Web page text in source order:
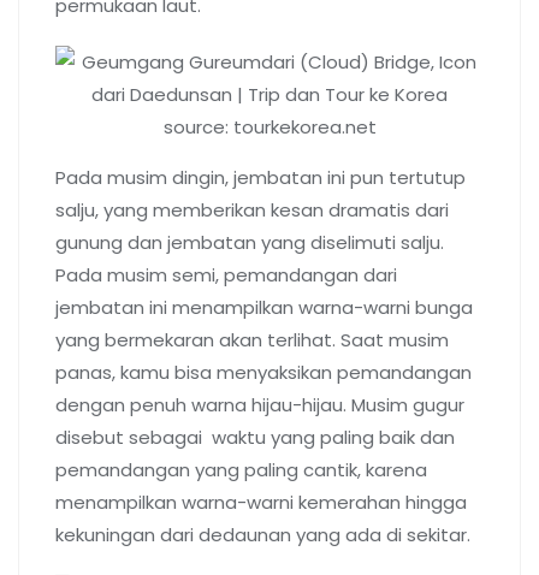
permukaan laut.
source: tourkekorea.net
Pada musim dingin, jembatan ini pun tertutup
salju, yang memberikan kesan dramatis dari
gunung dan jembatan yang diselimuti salju.
Pada musim semi, pemandangan dari
jembatan ini menampilkan warna-warni bunga
yang bermekaran akan terlihat. Saat musim
panas, kamu bisa menyaksikan pemandangan
dengan penuh warna hijau-hijau. Musim gugur
disebut sebagai waktu yang paling baik dan
pemandangan yang paling cantik, karena
menampilkan warna-warni kemerahan hingga
kekuningan dari dedaunan yang ada di sekitar.